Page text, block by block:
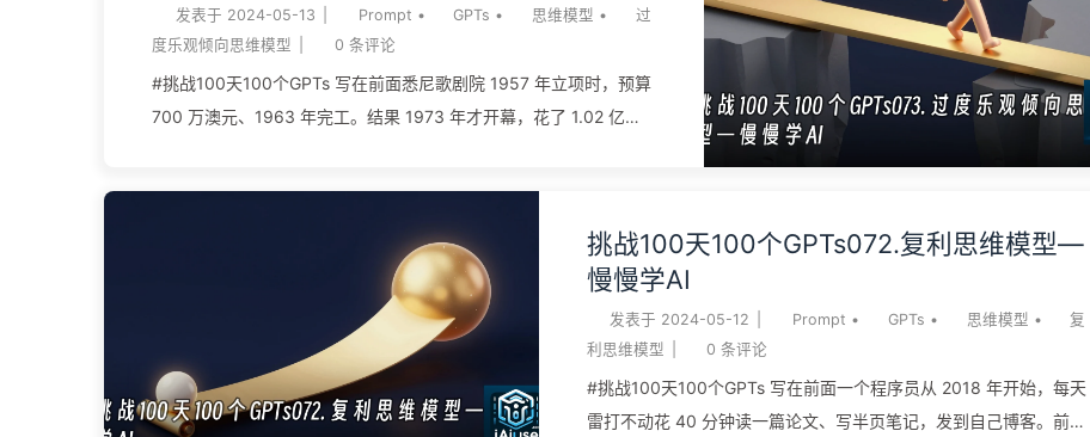
是：每个人都有一个自己真正懂的领域，圈内你看得清关键变量、判
断得准大概率结果，圈外你看不清。决策的纪律是——圈内大胆下
注，圈外要么不下注、要么先学到懂。它最反直觉的地方在于：圈子
的边界，比圈子的大小更重要。一个边界清晰的小圈子，胜过一个自
以为很大、其实是雾的圈子。这款 GPT 是个边界体检陪练：你给它
先拆掉两层常见误解（它不是邓宁-克鲁格效应、也不是”什么都不
碰”），再讲清怎么界定边界、最常在哪翻车，然后用十个场景和十
个步骤把这...
发表于 2024-05-13 Prompt • GPTs • 思维模型 •
过
度乐观倾向思维模型
0 条评论
#挑战100天100个GPTs 写在前面悉尼歌剧院 1957 年立项时，预算
700 万澳元、1963 年完工。结果 1973 年才开幕，花了 1.02 亿
倍的钱。他们相信的是”我们不一样”。这就是过度乐观倾向的发作姿
态。 过度乐观倾向，大白话就是”人愿意相信什么，就相信什么”——
尤其在估自己的事、估自己主导的项目时，系统性地把成本压低、把
进度加快、把收益放大。芒格把它列为《The Psychology of
Human Misjudgment》25 条里的第 13 条，原话引公元前 3 世纪的
希腊演说家 Demosthenes：”What a man wishes, that also will he
挑战100天100个GPTs072.复利思维模型—
慢慢学AI
发表于 2024-05-12 Prompt • GPTs • 思维模型 •
复
利思维模型
0 条评论
#挑战100天100个GPTs 写在前面一个程序员从 2018 年开始，每天
雷打不动花 40 分钟读一篇论文、写半页笔记，发到自己博客。前三